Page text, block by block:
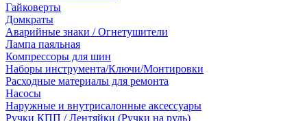
Гайковерты
Домкраты
Аварийные знаки / Огнетушители
Лампа паяльная
Компрессоры для шин
Наборы инструмента/Ключи/Монтировки
Расходные материалы для ремонта
Насосы
Наружные и внутрисалонные аксессуары
Ручки КПП / Лентяйки (Ручки на руль)